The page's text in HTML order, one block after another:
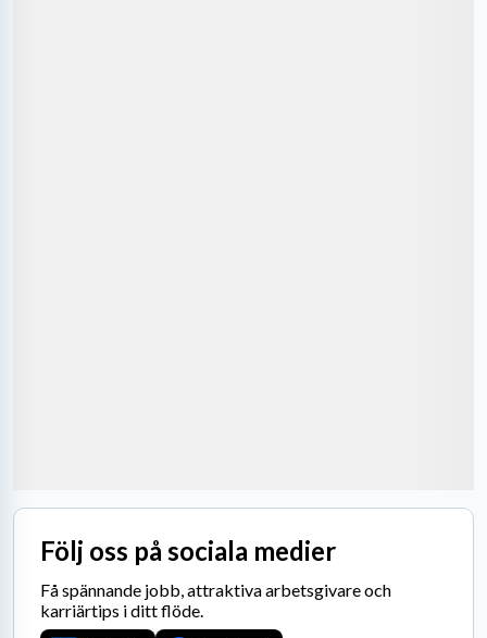
Följ oss på sociala medier
Få spännande jobb, attraktiva arbetsgivare och
karriärtips i ditt flöde.